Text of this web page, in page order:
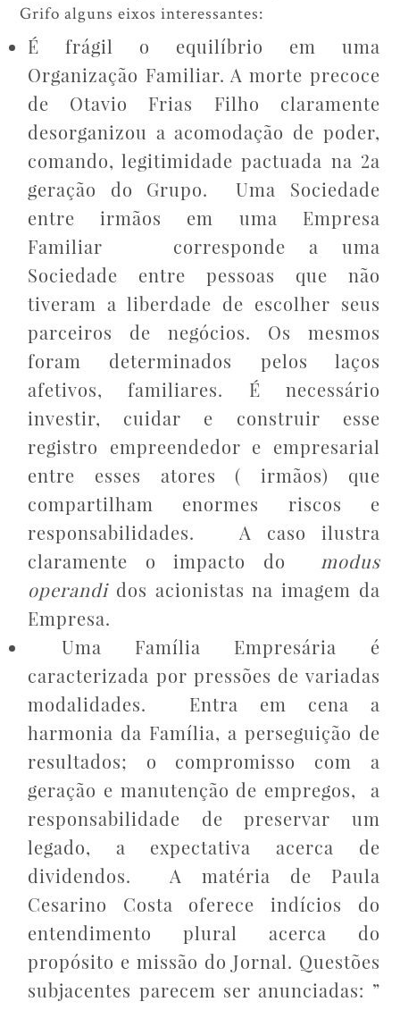
Grifo alguns eixos interessantes:
É frágil o equilíbrio em uma
Organização Familiar. A morte precoce
de Otavio Frias Filho claramente
desorganizou a acomodação de poder,
comando, legitimidade pactuada na 2a
geração do Grupo. Uma Sociedade
entre irmãos em uma Empresa
Familiar corresponde a uma
Sociedade entre pessoas que não
tiveram a liberdade de escolher seus
parceiros de negócios. Os mesmos
foram determinados pelos laços
afetivos, familiares. É necessário
investir, cuidar e construir esse
registro empreendedor e empresarial
entre esses atores ( irmãos) que
compartilham enormes riscos e
responsabilidades. A caso ilustra
claramente o impacto do modus
operandidos acionistas na imagem da
Empresa.
Uma Família Empresária é
caracterizada por pressões de variadas
modalidades. Entra em cena a
harmonia da Família, a perseguição de
resultados; o compromisso com a
geração e manutenção de empregos, a
responsabilidade de preservar um
legado, a expectativa acerca de
dividendos. A matéria de Paula
Cesarino Costa oferece indícios do
entendimento plural acerca do
propósito e missão do Jornal. Questões
subjacentes parecem ser anunciadas: ”